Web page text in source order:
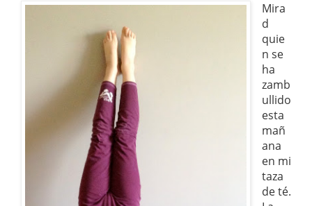
Mira
d
quie
n se
ha
zamb
ullido
esta
mañ
ana
en mi
taza
de té.